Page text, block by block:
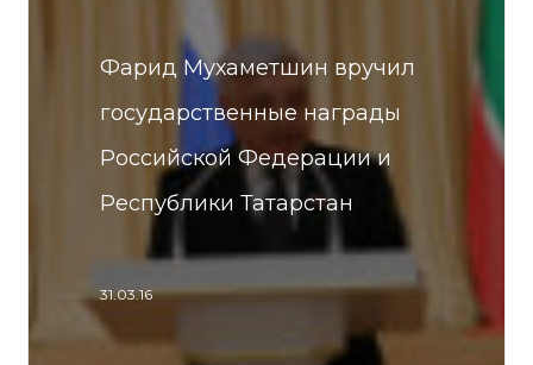
Фарид Мухаметшин вручил
государственные награды
Российской Федерации и
Республики Татарстан
31.03.16